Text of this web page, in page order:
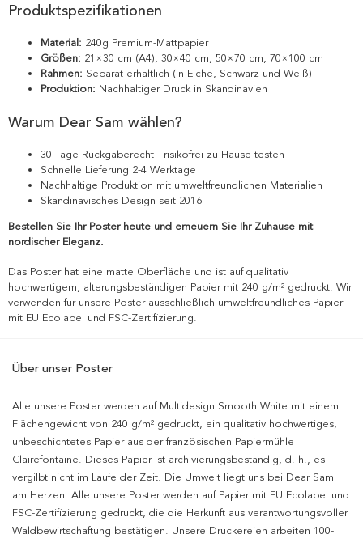
Produktspezifikationen
Material: 240g Premium-Mattpapier
Größen: 21×30 cm (A4), 30×40 cm, 50×70 cm, 70×100 cm
Rahmen: Separat erhältlich (in Eiche, Schwarz und Weiß)
Produktion: Nachhaltiger Druck in Skandinavien
Warum Dear Sam wählen?
30 Tage Rückgaberecht - risikofrei zu Hause testen
Schnelle Lieferung 2-4 Werktage
Nachhaltige Produktion mit umweltfreundlichen Materialien
Skandinavisches Design seit 2016
Bestellen Sie Ihr Poster heute und erneuern Sie Ihr Zuhause mit
nordischer Eleganz.
Das Poster hat eine matte Oberfläche und ist auf qualitativ
hochwertigem, alterungsbeständigen Papier mit 240 g/m² gedruckt. Wir
verwenden für unsere Poster ausschließlich umweltfreundliches Papier
mit EU Ecolabel und FSC-Zertifizierung.
Über unser Poster
Alle unsere Poster werden auf Multidesign Smooth White mit einem
Flächengewicht von 240 g/m² gedruckt, ein qualitativ hochwertiges,
unbeschichtetes Papier aus der französischen Papiermühle
Clairefontaine. Dieses Papier ist archivierungsbeständig, d. h., es
vergilbt nicht im Laufe der Zeit. Die Umwelt liegt uns bei Dear Sam
am Herzen. Alle unsere Poster werden auf Papier mit EU Ecolabel und
FSC-Zertifizierung gedruckt, die die Herkunft aus verantwortungsvoller
Waldbewirtschaftung bestätigen. Unsere Druckereien arbeiten 100-